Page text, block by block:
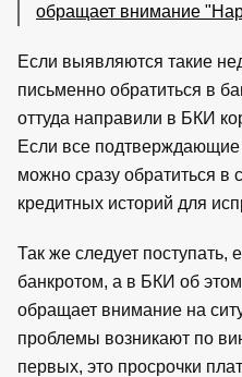
обращает внимание
Если выявляются такие
письменно обратиться в
оттуда направили в БКИ
Если все подтверждающие
можно сразу обратиться
кредитных историй для
Так же следует поступать,
банкротом, а в БКИ об
обращает внимание на
проблемы возникают по
первых, это просрочки